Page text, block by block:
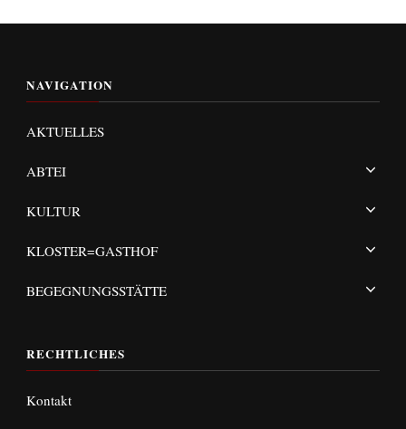
NAVIGATION
AKTUELLES
ABTEI
KULTUR
KLOSTER=GASTHOF
BEGEGNUNGSSTÄTTE
RECHTLICHES
Kontakt